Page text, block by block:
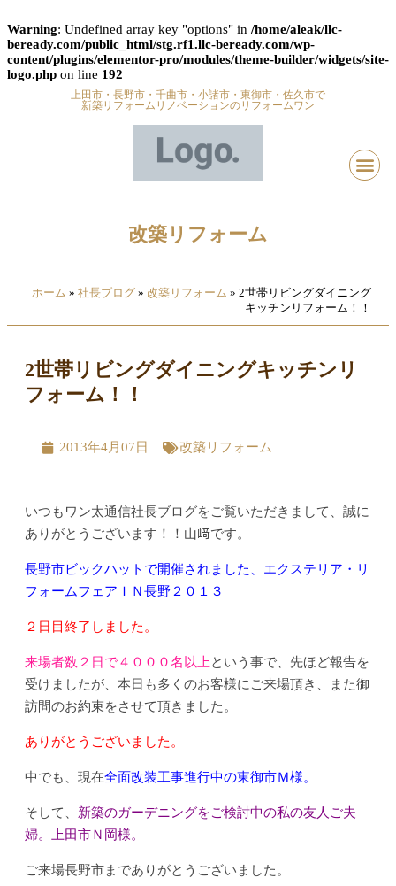
Warning: Undefined array key "options" in /home/aleak/llc-
beready.com/public_html/stg.rf1.llc-beready.com/wp-
content/plugins/elementor-pro/modules/theme-builder/widgets/site-
logo.php on line 192
上田市・長野市・千曲市・小諸市・東御市・佐久市で
新築リフォームリノベーションのリフォームワン
改築リフォーム
ホーム » 社長ブログ » 改築リフォーム » 2世帯リビングダイニング
キッチンリフォーム！！
2世帯リビングダイニングキッチンリ
フォーム！！
2013年4月07日 改築リフォーム
いつもワン太通信社長ブログをご覧いただきまして、誠に
ありがとうございます！！山﨑です。
長野市ビックハットで開催されました、エクステリア・リ
フォームフェアＩＮ長野２０１３
２日目終了しました。
来場者数２日で４０００名以上という事で、先ほど報告を
受けましたが、本日も多くのお客様にご来場頂き、また御
訪問のお約束をさせて頂きました。
ありがとうございました。
中でも、現在全面改装工事進行中の東御市Ｍ様。
そして、 新築のガーデニングをご検討中の私の友人ご夫
婦。上田市Ｎ岡様。
ご来場長野市までありがとうございました。